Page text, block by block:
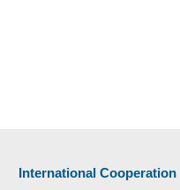
International Cooperation